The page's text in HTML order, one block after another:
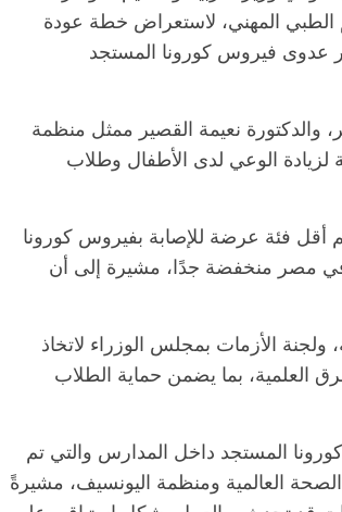
الطبي المهني، لاستعراض خطة عودة
عدوى فيروس كورونا المستجد
نعيمة القصير ممثل منظمة
لزيادة الوعي لدى الأطفال وطلاب
أقل فئة عرضة للإصابة بفيروس كورونا
في مصر منخفضة جدًا، مشيرة إلى أن
ولجنة الأزمات بمجلس الوزراء لاتخاذ
العلمية، بما يضمن حماية الطلاب
المستجد داخل المدارس والتي تم
الصحة العالمية ومنظمة اليونسيف، مشيرةً